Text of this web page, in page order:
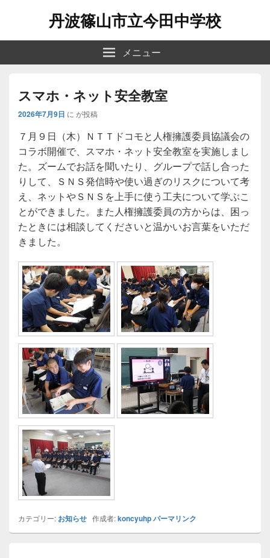
丹波篠山市立今田中学校
メニュー
スマホ・ネット安全教室
2026年7月9日 に が投稿
７月９日（木）ＮＴＴドコモと人権擁護委員協議会の
コラボ開催で、スマホ・ネット安全教室を実施しまし
た。ズームでお話を聞いたり、グループで話し合った
りして、ＳＮＳ発信時や使い過ぎのリスクについて考
え、ネットやＳＮＳを上手に使う工夫について学ぶこ
とができました。また人権擁護委員の方からは、困っ
たときには相談してくださいと温かいお言葉をいただ
きました。
カテゴリー: お知らせ 作成者:koncyuhpパーマリンク